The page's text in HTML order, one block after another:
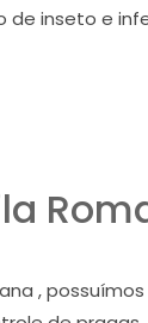
de inseto e
,